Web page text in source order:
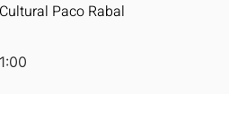
Paco Rabal